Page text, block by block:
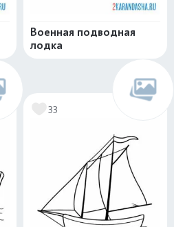
Военная подводная
лодка
33